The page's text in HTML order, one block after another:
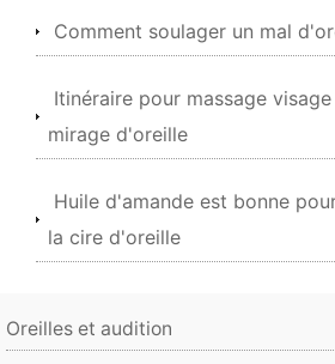
Comment soulager un mal
Itinéraire pour massage
mirage d'oreille
Huile d'amande est bonne
la cire d'oreille
Oreilles et audition